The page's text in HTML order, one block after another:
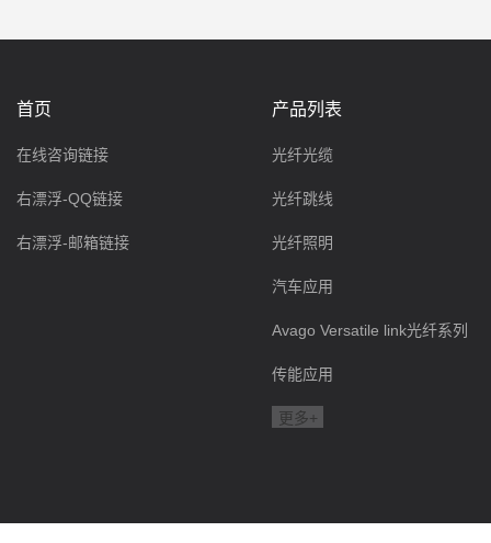
首页
在线咨询链接
右漂浮-QQ链接
右漂浮-邮箱链接
产品列表
光纤光缆
光纤跳线
光纤照明
汽车应用
Avago Versatile link光纤系列
传能应用
更多+